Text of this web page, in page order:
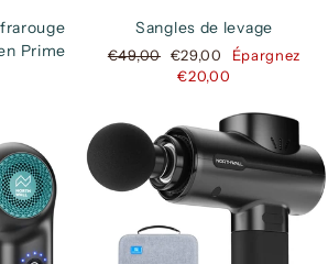
Prime
Sangles de levage
Prix
€49,00 Prix
réduit
€29,00
Épargnez
€20,00